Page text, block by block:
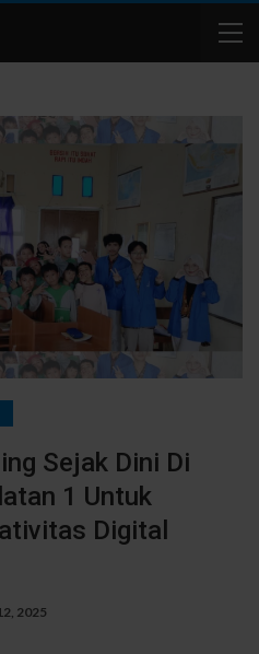
Sejak Dini Di
1 Untuk
Digital
2025